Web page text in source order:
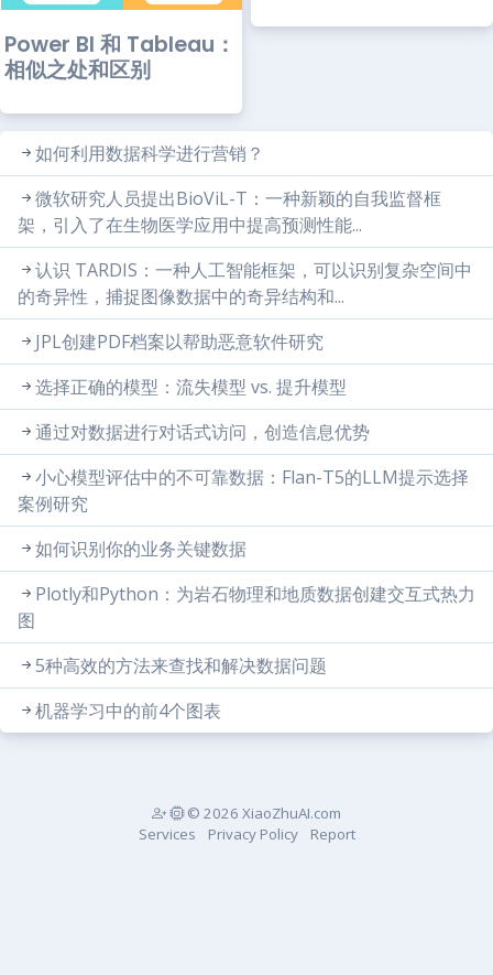
Power BI 和 Tableau：
相似之处和区别
如何利用数据科学进行营销？
微软研究人员提出BioViL-T：一种新颖的自我监督框
架，引入了在生物医学应用中提高预测性能...
认识 TARDIS：一种人工智能框架，可以识别复杂空间中
的奇异性，捕捉图像数据中的奇异结构和...
JPL创建PDF档案以帮助恶意软件研究
选择正确的模型：流失模型 vs. 提升模型
通过对数据进行对话式访问，创造信息优势
小心模型评估中的不可靠数据：Flan-T5的LLM提示选择
案例研究
如何识别你的业务关键数据
Plotly和Python：为岩石物理和地质数据创建交互式热力
图
5种高效的方法来查找和解决数据问题
机器学习中的前4个图表
© 2026 XiaoZhuAI.com
Services
Privacy Policy Report